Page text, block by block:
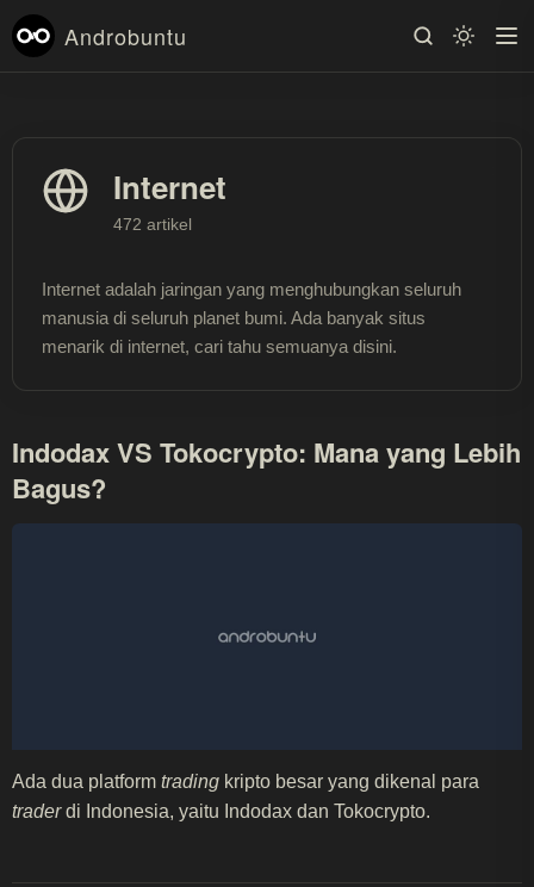
Androbuntu
Internet
472 artikel
Internet adalah jaringan yang menghubungkan seluruh
manusia di seluruh planet bumi. Ada banyak situs
menarik di internet, cari tahu semuanya disini.
Indodax VS Tokocrypto: Mana yang Lebih
Bagus?
Ada dua platform trading kripto besar yang dikenal para
traderdi Indonesia, yaitu Indodax dan Tokocrypto.